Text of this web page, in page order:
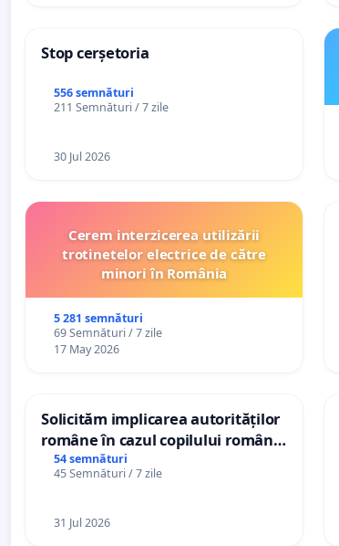
Stop cerșetoria
556 semnături
211 Semnături / 7 zile
30 Jul 2026
Cerem interzicerea utilizării
trotinetelor electrice de către
minori în România
5 281 semnături
69 Semnături / 7 zile
17 May 2026
Solicităm implicarea autorităților
române în cazul copilului român
Wiliam Kristian Gheorghe, aflat în
plasament în Danemarca de 12
54 semnături
45 Semnături / 7 zile
31 Jul 2026